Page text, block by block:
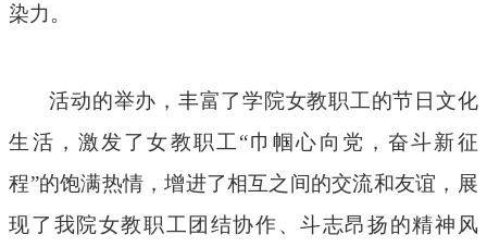
染力。
活动的举办，丰富了学院女教职工的节日文化
生活，激发了女教职工“巾帼心向党，奋斗新征
程”的饱满热情，增进了相互之间的交流和友谊，展
现了我院女教职工团结协作、斗志昂扬的精神风